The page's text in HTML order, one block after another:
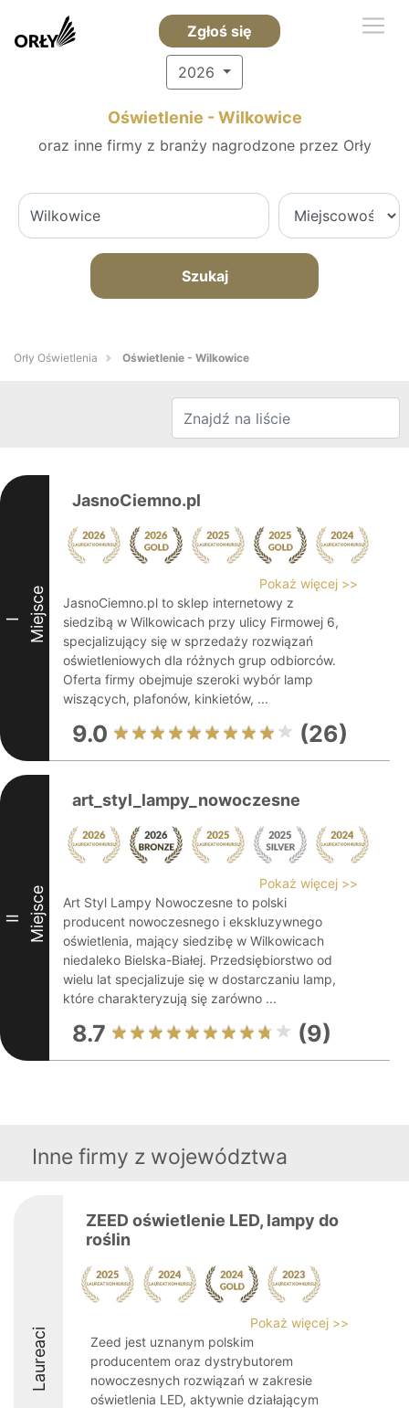
Zgłoś się
2026
Oświetlenie - Wilkowice
oraz inne firmy z branży nagrodzone przez Orły
Szukaj
Orły Oświetlenia Oświetlenie - Wilkowice
I Miejsce
JasnoCiemno.pl
Pokaż więcej >>
JasnoCiemno.pl to sklep internetowy z
siedzibą w Wilkowicach przy ulicy Firmowej 6,
specjalizujący się w sprzedaży rozwiązań
oświetleniowych dla różnych grup odbiorców.
Oferta firmy obejmuje szeroki wybór lamp
wiszących, plafonów, kinkietów, ...
9.0 (26)
II Miejsce
art_styl_lampy_nowoczesne
Pokaż więcej >>
Art Styl Lampy Nowoczesne to polski
producent nowoczesnego i ekskluzywnego
oświetlenia, mający siedzibę w Wilkowicach
niedaleko Bielska-Białej. Przedsiębiorstwo od
wielu lat specjalizuje się w dostarczaniu lamp,
które charakteryzują się zarówno ...
8.7 (9)
Inne firmy z województwa
Laureaci
ZEED oświetlenie LED, lampy do
roślin
Pokaż więcej >>
Zeed jest uznanym polskim
producentem oraz dystrybutorem
nowoczesnych rozwiązań w zakresie
oświetlenia LED, aktywnie działającym